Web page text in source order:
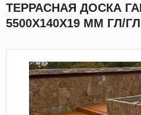
Штучный паркет
Инженерная доска
Паркетная доска
Полы для ванных комнат
ТЕРРАСНАЯ ДОСКА
5500Х140Х19 ММ ГЛ/ГЛ